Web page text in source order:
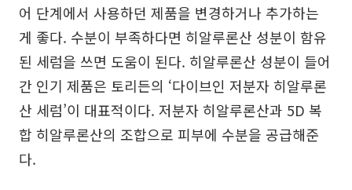
어 단계에서 사용하던 제품을 변경하거나 추가하는
게 좋다. 수분이 부족하다면 히알루론산 성분이 함유
된 세럼을 쓰면 도움이 된다. 히알루론산 성분이 들어
간 인기 제품은 토리든의 ‘다이브인 저분자 히알루론
산 세럼’이 대표적이다. 저분자 히알루론산과 5D 복
합 히알루론산의 조합으로 피부에 수분을 공급해준
다.